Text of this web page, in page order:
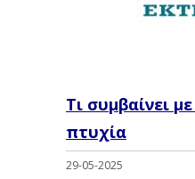
Τι συμβαίνει
πτυχία
29-05-2025